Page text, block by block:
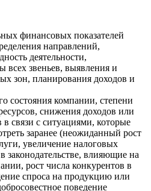
финансовых показателей
направлений,
деятельности,
всех звеньев, выявления и
зон, планирования доходов и
состояния компании, степени
снижения доходов или
связи с ситуациями, которые
заранее (неожиданный рост
увеличение налоговых
законодательстве, влияющие на
рост числа конкурентов в
спроса на продукцию или
поведение